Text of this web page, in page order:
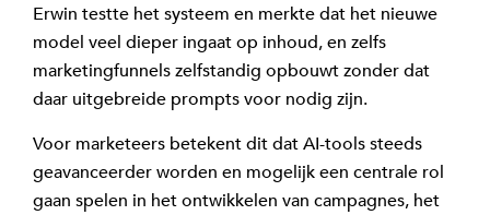
Erwin testte het systeem en merkte dat het nieuwe
model veel dieper ingaat op inhoud, en zelfs
marketingfunnels zelfstandig opbouwt zonder dat
daar uitgebreide prompts voor nodig zijn.
Voor marketeers betekent dit dat AI-tools steeds
geavanceerder worden en mogelijk een centrale rol
gaan spelen in het ontwikkelen van campagnes, het